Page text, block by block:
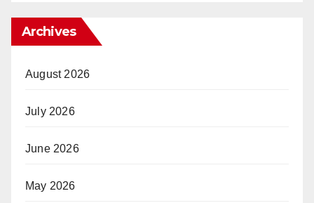
Archives
August 2026
July 2026
June 2026
May 2026